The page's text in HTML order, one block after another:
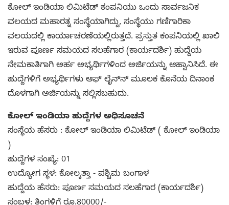
ಕೋಲ್ ಇಂಡಿಯಾ ಲಿಮಿಟೆಡ್ ಕಂಪನಿಯು ಒಂದು ಸಾರ್ವಜನಿಕ
ವಲಯದ ಮಹಾರತ್ನ ಸಂಸ್ಥೆಯಾಗಿದ್ದು, ಸಂಸ್ಥೆಯು ಗಣಿಗಾರಿಕಾ
ವಲಯದಲ್ಲಿ ಕಾರ್ಯಾಚರಣೆಯಲ್ಲಿರುತ್ತದೆ. ಪ್ರಸ್ತುತ ಕಂಪನಿಯಲ್ಲಿ ಖಾಲಿ
ಇರುವ ಪೂರ್ಣ ಸಮಯದ ಸಲಹೆಗಾರ (ಕಾರ್ಯದರ್ಶಿ) ಹುದ್ದೆಯ
ನೇಮಕಾತಿಗಾಗಿ ಅರ್ಹ ಅಭ್ಯರ್ಥಿಗಳಿಂದ ಅರ್ಜಿಯನ್ನು ಆಹ್ವಾನಿಸಿದೆ. ಈ
ಹುದ್ದೆಗಳಿಗೆ ಅಭ್ಯರ್ಥಿಗಳು ಆಫ್ ಲೈನ್‌ನ್ ಮೂಲಕ ಕೊನೆಯ ದಿನಾಂಕ
ದೊಳಗಾಗಿ ಅರ್ಜಿಯನ್ನು ಸಲ್ಲಿಸಬಹುದು.
ಕೋಲ್ ಇಂಡಿಯಾ ಹುದ್ದೆಗಳ ಅಧಿಸೂಚನೆ
ಸಂಸ್ಥೆಯ ಹೆಸರು : ಕೋಲ್ ಇಂಡಿಯಾ ಲಿಮಿಟೆಡ್ ( ಕೋಲ್ ಇಂಡಿಯಾ
)
ಹುದ್ದೆಗಳ ಸಂಖ್ಯೆ: 01
ಉದ್ಯೋಗ ಸ್ಥಳ: ಕೋಲ್ಕತ್ತಾ - ಪಶ್ಚಿಮ ಬಂಗಾಳ
ಹುದ್ದೆಯ ಹೆಸರು: ಪೂರ್ಣ ಸಮಯದ ಸಲಹೆಗಾರ (ಕಾರ್ಯದರ್ಶಿ)